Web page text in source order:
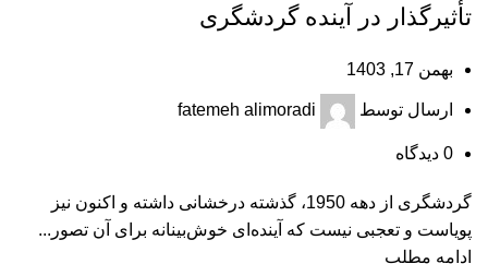
تأثیرگذار در آینده گردشگری
بهمن 17, 1403
ارسال توسط fatemeh alimoradi
0 دیدگاه
گردشگری از دهه 1950، گذشته درخشانی داشته و اکنون نیز
پویاست و تعجبی نیست که آینده‌ای خوش‌بینانه برای آن تصور...
ادامه مطلب